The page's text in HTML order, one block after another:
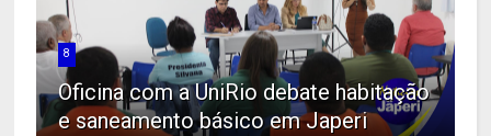
8
Oficina com a UniRio debate habitação
e saneamento básico em Japeri